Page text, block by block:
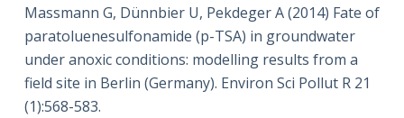
Massmann G, Dünnbier U, Pekdeger A (2014) Fate of
paratoluenesulfonamide (p-TSA) in groundwater
under anoxic conditions: modelling results from a
field site in Berlin (Germany). Environ Sci Pollut R 21
(1):568-583.